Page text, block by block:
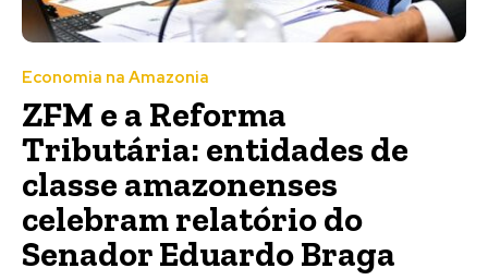
Economia na Amazonia
ZFM e a Reforma
Tributária: entidades de
classe amazonenses
celebram relatório do
Senador Eduardo Braga